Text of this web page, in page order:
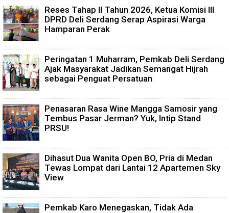
Reses Tahap II Tahun 2026, Ketua Komisi III
DPRD Deli Serdang Serap Aspirasi Warga
Hamparan Perak
Peringatan 1 Muharram, Pemkab Deli Serdang
Ajak Masyarakat Jadikan Semangat Hijrah
sebagai Penguat Persatuan
Penasaran Rasa Wine Mangga Samosir yang
Tembus Pasar Jerman? Yuk, Intip Stand
PRSU!
Dihasut Dua Wanita Open BO, Pria di Medan
Tewas Lompat dari Lantai 12 Apartemen Sky
View
Pemkab Karo Menegaskan, Tidak Ada